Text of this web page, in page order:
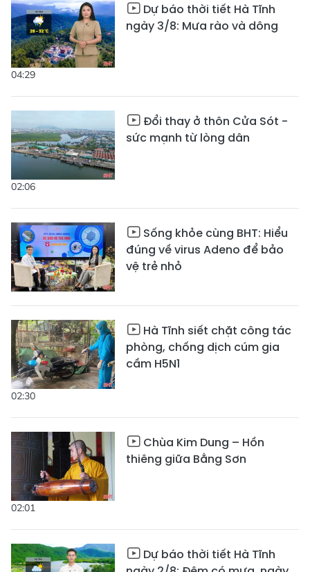
04:29
Dự báo thời tiết Hà Tĩnh
ngày 3/8: Mưa rào và dông
02:06
Đổi thay ở thôn Cửa Sót -
sức mạnh từ lòng dân
Sống khỏe cùng BHT: Hiểu
đúng về virus Adeno để bảo
vệ trẻ nhỏ
02:30
Hà Tĩnh siết chặt công tác
phòng, chống dịch cúm gia
cầm H5N1
02:01
Chùa Kim Dung – Hồn
thiêng giữa Bằng Sơn
Dự báo thời tiết Hà Tĩnh